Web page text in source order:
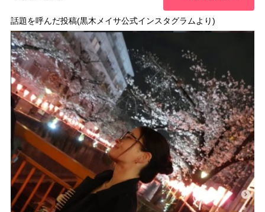
話題を呼んだ投稿(黒木メイサ公式インスタグラムより)